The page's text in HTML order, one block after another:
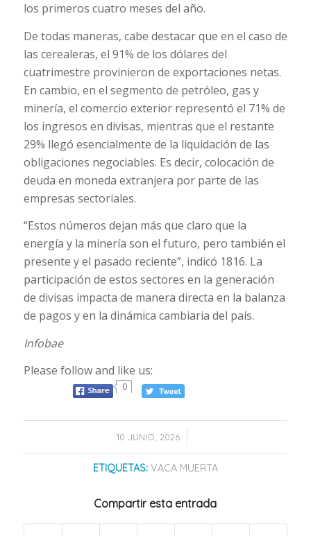
los primeros cuatro meses del año.
De todas maneras, cabe destacar que en el caso de
las cerealeras, el 91% de los dólares del
cuatrimestre provinieron de exportaciones netas.
En cambio, en el segmento de petróleo, gas y
minería, el comercio exterior representó el 71% de
los ingresos en divisas, mientras que el restante
29% llegó esencialmente de la liquidación de las
obligaciones negociables. Es decir, colocación de
deuda en moneda extranjera por parte de las
empresas sectoriales.
“Estos números dejan más que claro que la
energía y la minería son el futuro, pero también el
presente y el pasado reciente”, indicó 1816. La
participación de estos sectores en la generación
de divisas impacta de manera directa en la balanza
de pagos y en la dinámica cambiaria del país.
Infobae
Please follow and like us:
0
10 JUNIO, 2026
/
ETIQUETAS: VACA MUERTA
Compartir esta entrada